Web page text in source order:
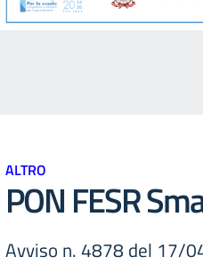
ALTRO
PON FESR
Avviso n. 4878 del 17/